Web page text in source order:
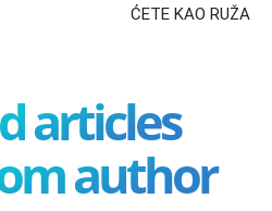
ĆETE KAO RUŽA
articles
author